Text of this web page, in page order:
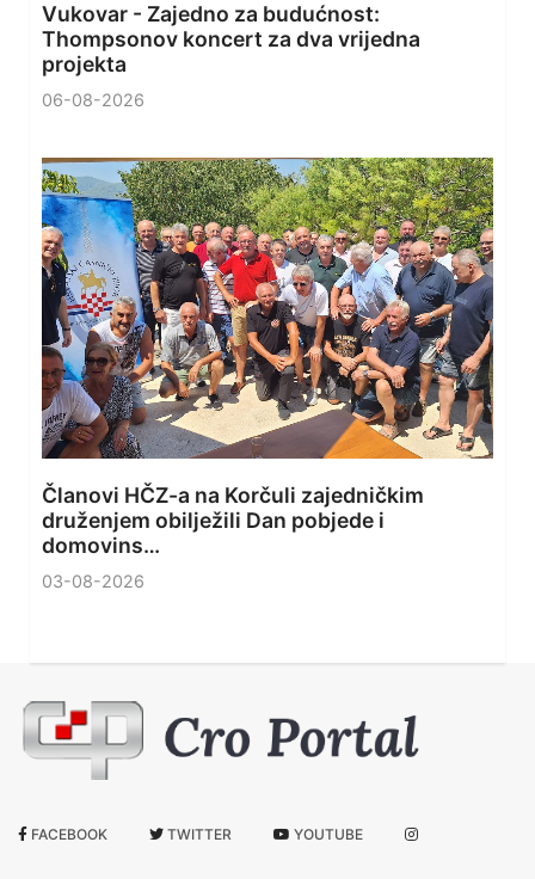
Vukovar - Zajedno za budućnost:
Thompsonov koncert za dva vrijedna
projekta
06-08-2026
Članovi HČZ-a na Korčuli zajedničkim
druženjem obilježili Dan pobjede i
domovins…
03-08-2026
FACEBOOK TWITTER YOUTUBE